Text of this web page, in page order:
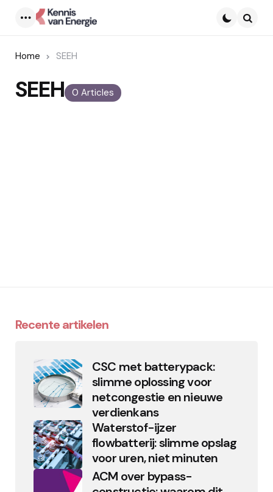
Home SEEH
0 Articles
SEEH
Recente artikelen
CSC met batterypack:
slimme oplossing voor
netcongestie en nieuwe
verdienkans
Waterstof-ijzer
flowbatterij: slimme opslag
voor uren, niet minuten
ACM over bypass-